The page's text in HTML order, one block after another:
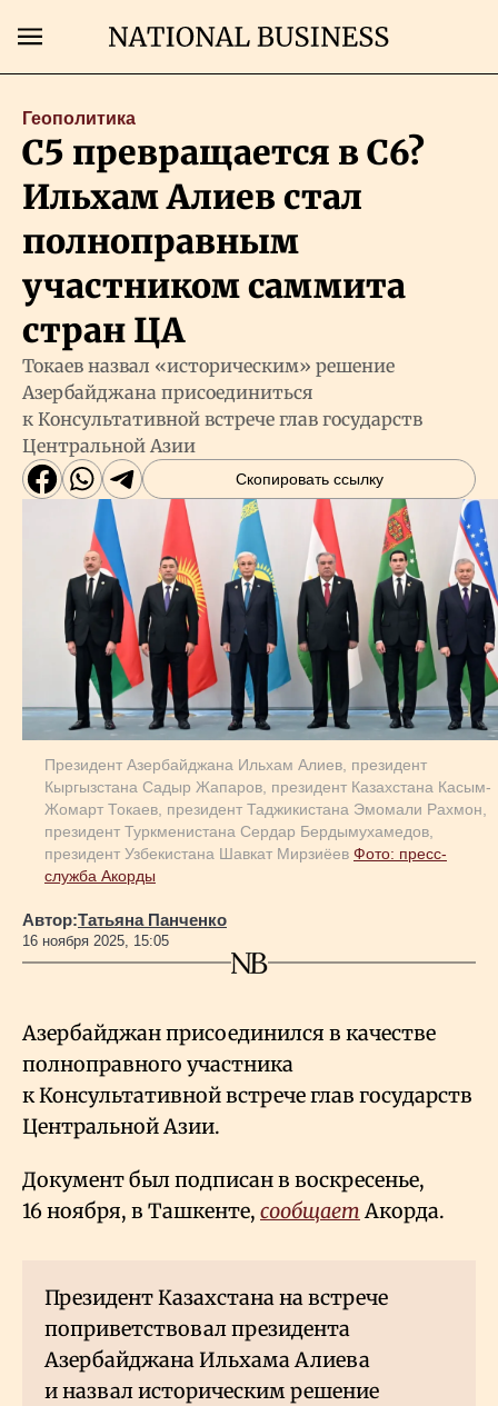
Главная
Бизнес
Рынки
Технологии
Власть
Геополитика
Исследования
Life & Arts
О нас
Геополитика
C5 превращается в C6?
Ильхам Алиев стал
полноправным
участником саммита
стран ЦА
Токаев назвал «историческим» решение
Азербайджана присоединиться
к Консультативной встрече глав государств
Центральной Азии
Скопировать ссылку
Президент Азербайджана Ильхам Алиев, президент
Кыргызстана Садыр Жапаров, президент Казахстана Касым-
Жомарт Токаев, президент Таджикистана Эмомали Рахмон,
президент Туркменистана Сердар Бердымухамедов,
президент Узбекистана Шавкат Мирзиёев Фото: пресс-
служба Акорды
Автор:Татьяна Панченко
16 ноября 2025, 15:05
Азербайджан присоединился в качестве
полноправного участника
к Консультативной встрече глав государств
Центральной Азии.
Документ был подписан в воскресенье,
16 ноября, в Ташкенте, сообщаетАкорда.
Президент Казахстана на встрече
поприветствовал президента
Азербайджана Ильхама Алиева
и назвал историческим решение